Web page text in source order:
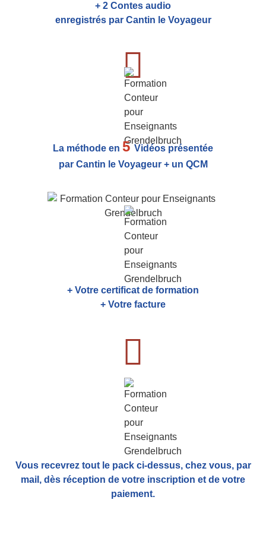
+ 2 Contes audio
enregistrés par Cantin le Voyageur
La méthode en 5Vidéos présentée
par Cantin le Voyageur + un QCM
+ Votre certificat de formation
+ Votre facture
Vous recevrez tout le pack ci-dessus, chez vous, par
mail, dès réception de votre inscription et de votre
paiement.